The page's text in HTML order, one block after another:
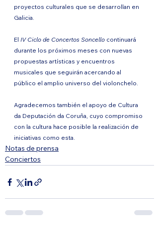
proyectos culturales que se desarrollan en
Galicia.
El IV Ciclo de Concertos Soncello continuará
durante los próximos meses con nuevas
propuestas artísticas y encuentros
musicales que seguirán acercando al
público el amplio universo del violonchelo.
Agradecemos también el apoyo de Cultura
da Deputación da Coruña, cuyo compromiso
con la cultura hace posible la realización de
iniciativas como esta.
Notas de prensa
Conciertos